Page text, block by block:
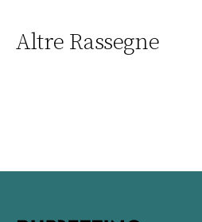
Altre Rassegne